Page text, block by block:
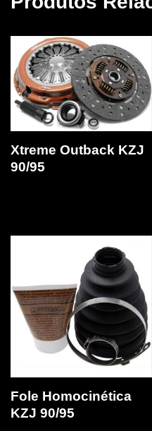
Xtreme Outback KZJ
90/95
Fole Homocinética
KZJ 90/95